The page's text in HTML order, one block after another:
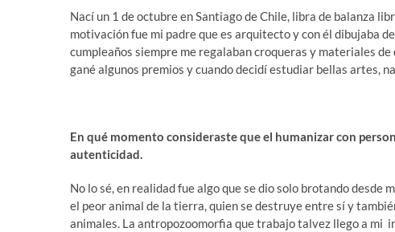
Nací un 1 de octubre en Santiago de Chile, libra de balanza
motivación fue mi padre que es arquitecto y con él dibujaba
cumpleaños siempre me regalaban croqueras y materiales
gané algunos premios y cuando decidí estudiar bellas artes,
En qué momento consideraste que el humanizar con
autenticidad.
No lo sé, en realidad fue algo que se dio solo brotando desde
el peor animal de la tierra, quien se destruye entre sí y
animales. La antropozoomorfia que trabajo talvez llego a mi